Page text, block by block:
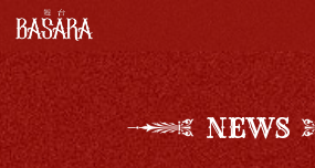
News
Introduction
NEWS